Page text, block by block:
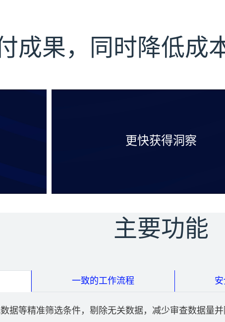
成果，同时降低成
更快获得洞察
主要功能
一致的工作流程
据等精准筛选条件，剔除无关数据，减少审查数据量并